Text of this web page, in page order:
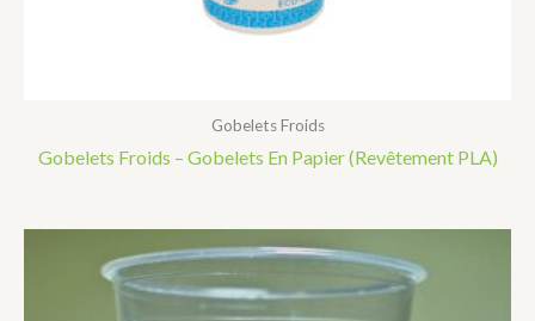
Gobelets Froids
Gobelets Froids – Gobelets En Papier (Revêtement PLA)